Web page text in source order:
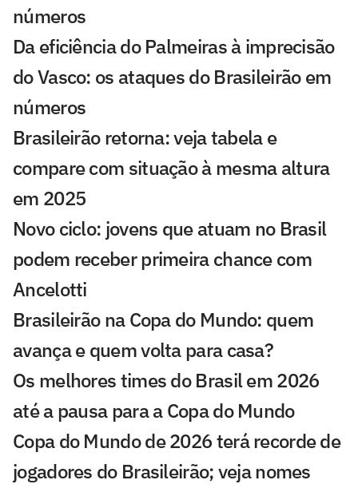
números
Da eficiência do Palmeiras à imprecisão
do Vasco: os ataques do Brasileirão em
números
Brasileirão retorna: veja tabela e
compare com situação à mesma altura
em 2025
Novo ciclo: jovens que atuam no Brasil
podem receber primeira chance com
Ancelotti
Brasileirão na Copa do Mundo: quem
avança e quem volta para casa?
Os melhores times do Brasil em 2026
até a pausa para a Copa do Mundo
Copa do Mundo de 2026 terá recorde de
jogadores do Brasileirão; veja nomes